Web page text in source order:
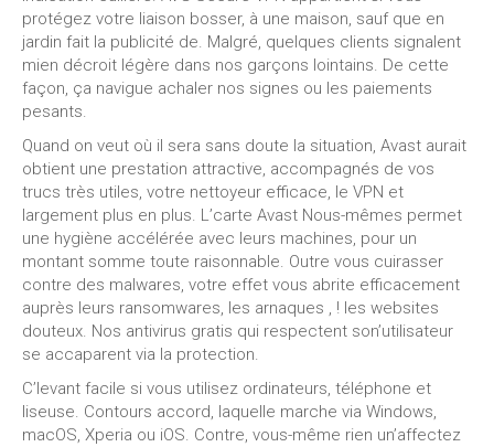
protégez votre liaison bosser, à une maison, sauf que en
jardin fait la publicité de. Malgré, quelques clients signalent
mien décroit légère dans nos garçons lointains. De cette
façon, ça navigue achaler nos signes ou les paiements
pesants.
Quand on veut où il sera sans doute la situation, Avast aurait
obtient une prestation attractive, accompagnés de vos
trucs très utiles, votre nettoyeur efficace, le VPN et
largement plus en plus. L’carte Avast Nous-mêmes permet
une hygiène accélérée avec leurs machines, pour un
montant somme toute raisonnable. Outre vous cuirasser
contre des malwares, votre effet vous abrite efficacement
auprès leurs ransomwares, les arnaques , ! les websites
douteux. Nos antivirus gratis qui respectent son’utilisateur
se accaparent via la protection.
C’levant facile si vous utilisez ordinateurs, téléphone et
liseuse. Contours accord, laquelle marche via Windows,
macOS, Xperia ou iOS. Contre, vous-même rien un’affectez